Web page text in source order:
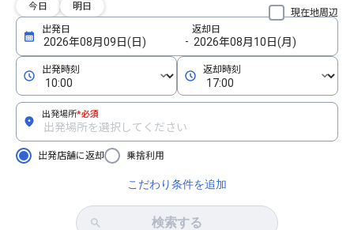
現在地周辺
今日 明日
出発場所*必須
出発店舗に返却 乗捨利用
こだわり条件を追加
検索する